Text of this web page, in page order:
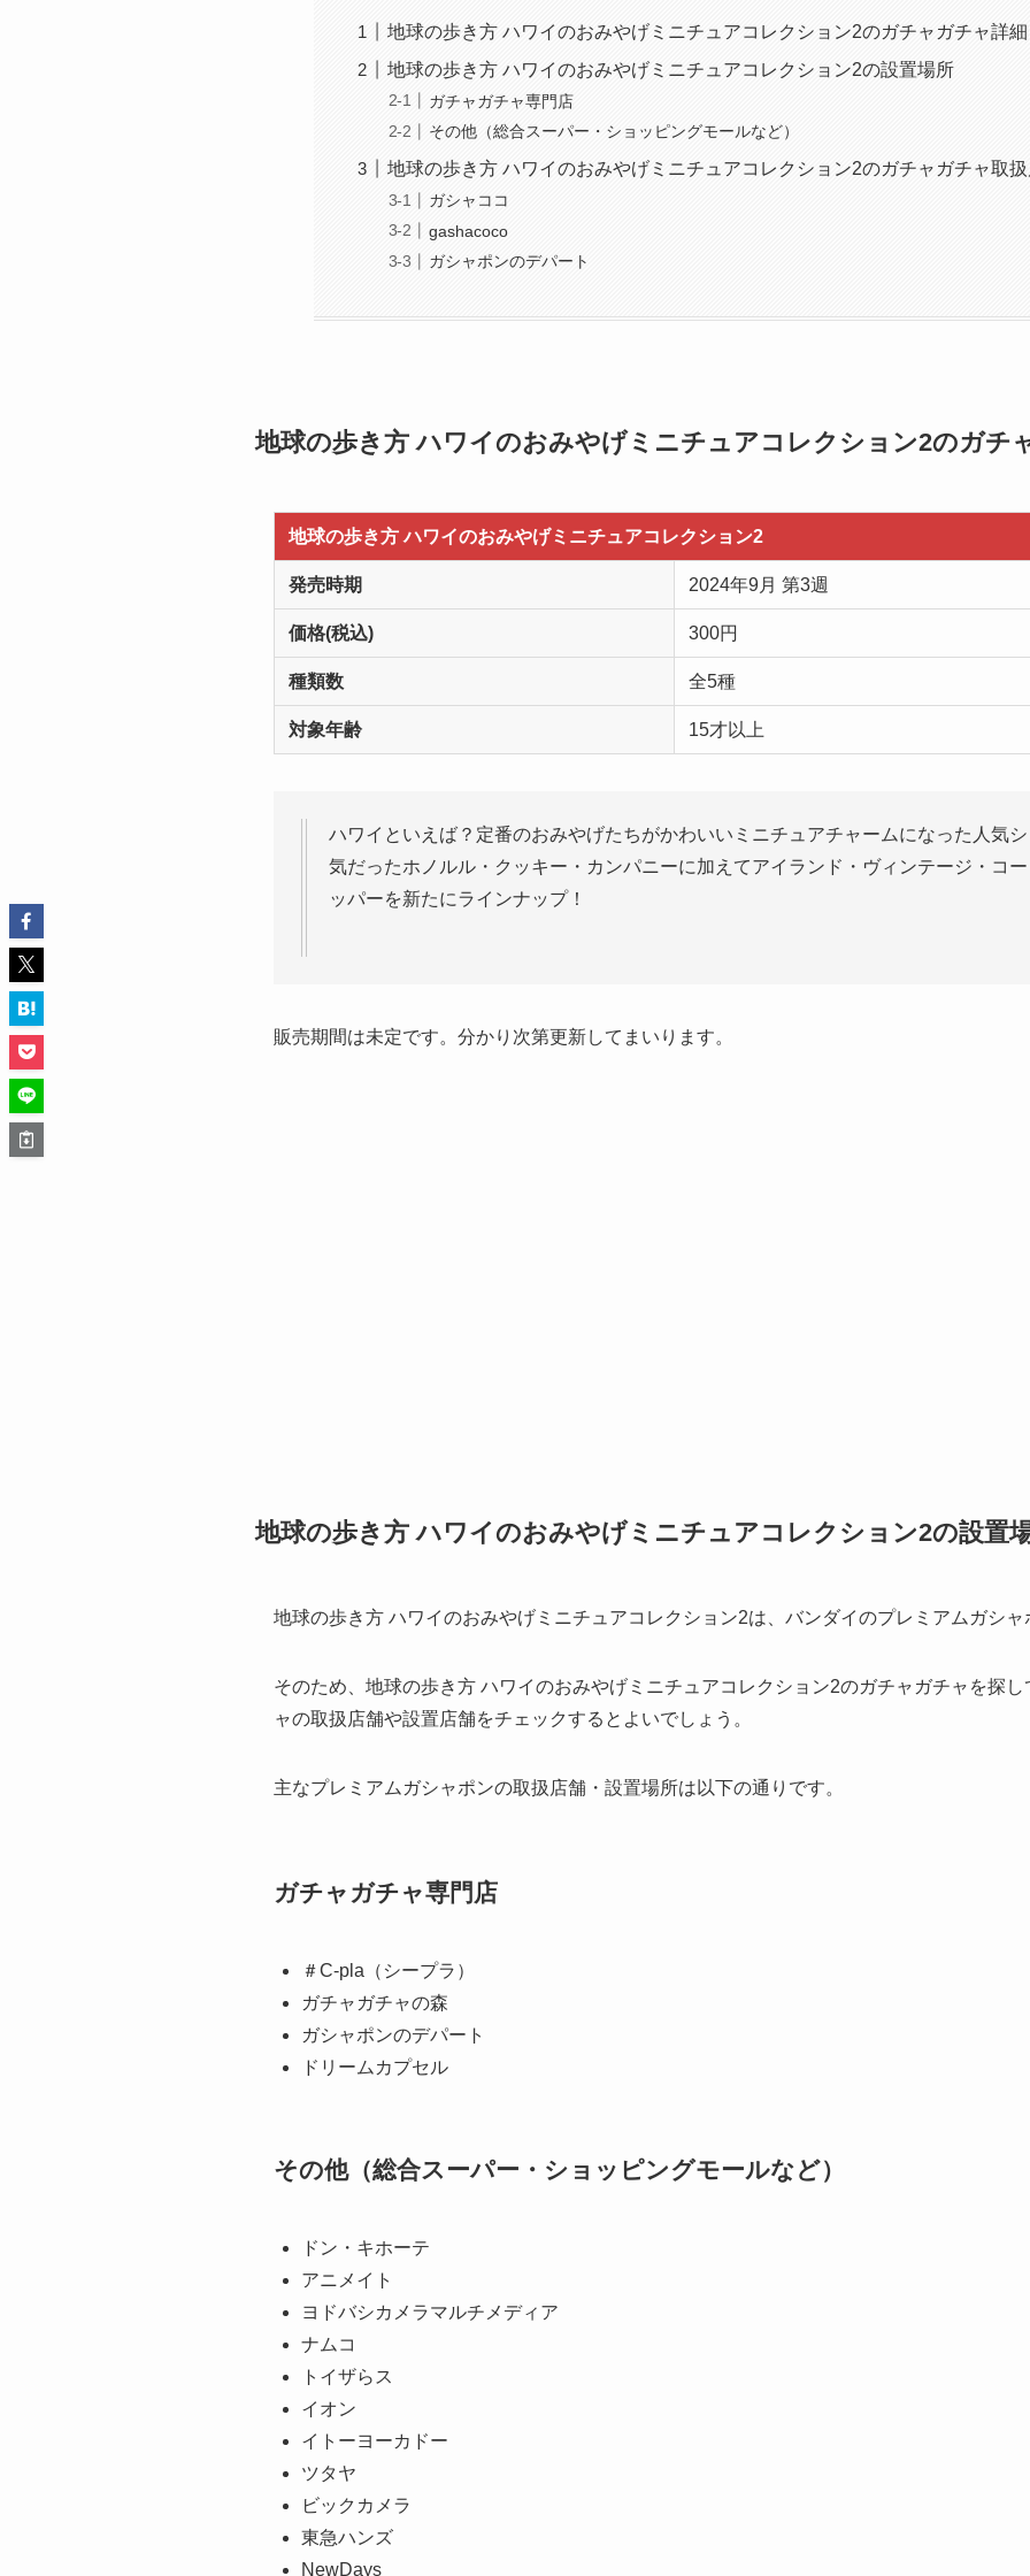
地球の歩き方 ハワイのおみやげミニチュアコレクション2のガチャガチャ詳細
地球の歩き方 ハワイのおみやげミニチュアコレクション2の設置場所
ガチャガチャ専門店
その他（総合スーパー・ショッピングモールなど）
地球の歩き方 ハワイのおみやげミニチュアコレクション2のガチャガチャ取
ガシャココ
gashacoco
ガシャポンのデパート
地球の歩き方 ハワイのおみやげミニチュアコレクション2のガチ
地球の歩き方 ハワイのおみやげミニチュアコレクション2
発売時期 2024年9月 第3週
価格(税込) 300円
種類数 全5種
対象年齢 15才以上
ハワイといえば？定番のおみやげたちがかわいいミニチュアチャームになった人気
気だったホノルル・クッキー・カンパニーに加えてアイランド・ヴィンテージ・コ
ッパーを新たにラインナップ！
販売期間は未定です。分かり次第更新してまいります。
地球の歩き方 ハワイのおみやげミニチュアコレクション2の設置
地球の歩き方 ハワイのおみやげミニチュアコレクション2は、バンダイのプレミアムガシ
そのため、地球の歩き方 ハワイのおみやげミニチュアコレクション2のガチャガチャを探
ャの取扱店舗や設置店舗をチェックするとよいでしょう。
主なプレミアムガシャポンの取扱店舗・設置場所は以下の通りです。
ガチャガチャ専門店
＃C-pla（シープラ）
ガチャガチャの森
ガシャポンのデパート
ドリームカプセル
その他（総合スーパー・ショッピングモールなど）
ドン・キホーテ
アニメイト
ヨドバシカメラマルチメディア
ナムコ
トイザらス
イオン
イトーヨーカドー
ツタヤ
ビックカメラ
東急ハンズ
NewDays